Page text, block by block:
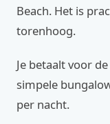
Beach. Het is
torenhoog.
Je betaalt voor
simpele
per nacht.